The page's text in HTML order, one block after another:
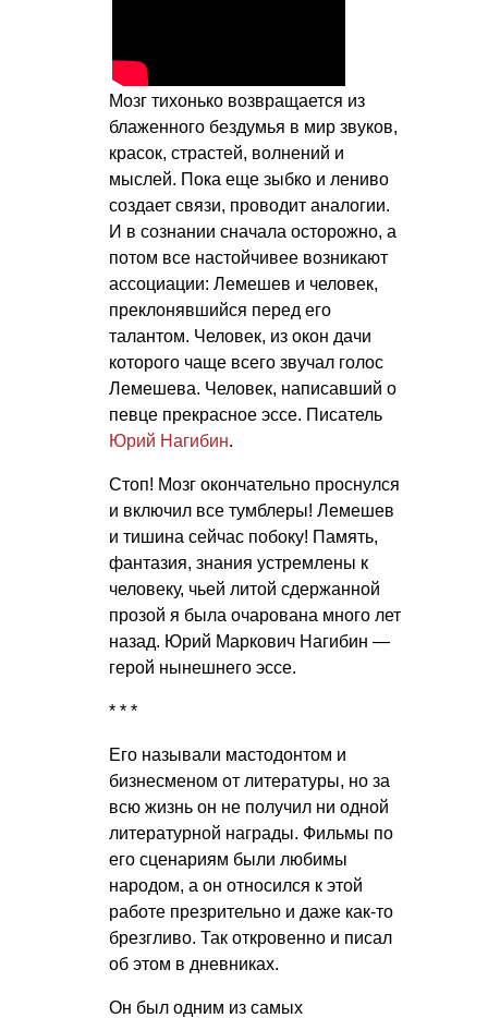
Мозг тихонько возвращается из
блаженного бездумья в мир звуков,
красок, страстей, волнений и
мыслей. Пока еще зыбко и лениво
создает связи, проводит аналогии.
И в сознании сначала осторожно, а
потом все настойчивее возникают
ассоциации: Лемешев и человек,
преклонявшийся перед его
талантом. Человек, из окон дачи
которого чаще всего звучал голос
Лемешева. Человек, написавший о
певце прекрасное эссе. Писатель
Юрий Нагибин.
Стоп! Мозг окончательно проснулся
и включил все тумблеры! Лемешев
и тишина сейчас побоку! Память,
фантазия, знания устремлены к
человеку, чьей литой сдержанной
прозой я была очарована много лет
назад. Юрий Маркович Нагибин —
герой нынешнего эссе.
* * *
Его называли мастодонтом и
бизнесменом от литературы, но за
всю жизнь он не получил ни одной
литературной награды. Фильмы по
его сценариям были любимы
народом, а он относился к этой
работе презрительно и даже как-то
брезгливо. Так откровенно и писал
об этом в дневниках.
Он был одним из самых